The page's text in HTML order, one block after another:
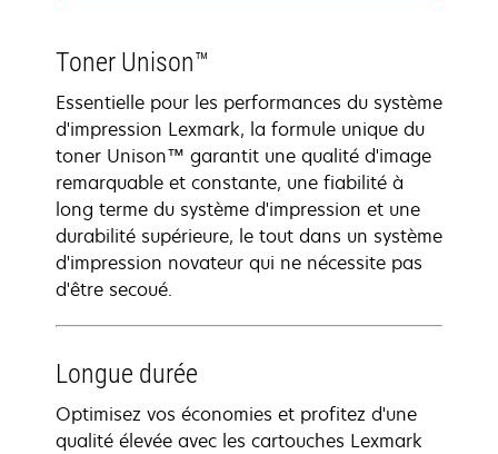
Toner Unison™
Essentielle pour les performances du système
d'impression Lexmark, la formule unique du
toner Unison™ garantit une qualité d'image
remarquable et constante, une fiabilité à
long terme du système d'impression et une
durabilité supérieure, le tout dans un système
d'impression novateur qui ne nécessite pas
d'être secoué.
Longue durée
Optimisez vos économies et profitez d'une
qualité élevée avec les cartouches Lexmark